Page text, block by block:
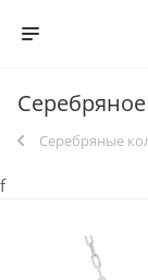
Серебряные
f